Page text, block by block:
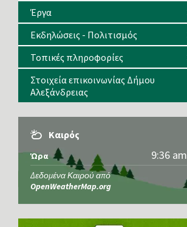
Έργα
Εκδηλώσεις - Πολιτισμός
Τοπικές πληροφορίες
Στοιχεία επικοινωνίας Δήμου
Αλεξάνδρειας
Καιρός
Ώρα 9:36 am
Δεδομένα Καιρού από
OpenWeatherMap.org